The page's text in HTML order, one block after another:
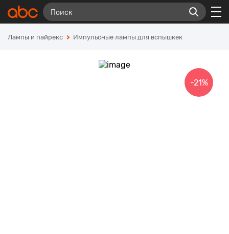
Лампы и пайрекс Импульсные лампы для вспышкек
-21%